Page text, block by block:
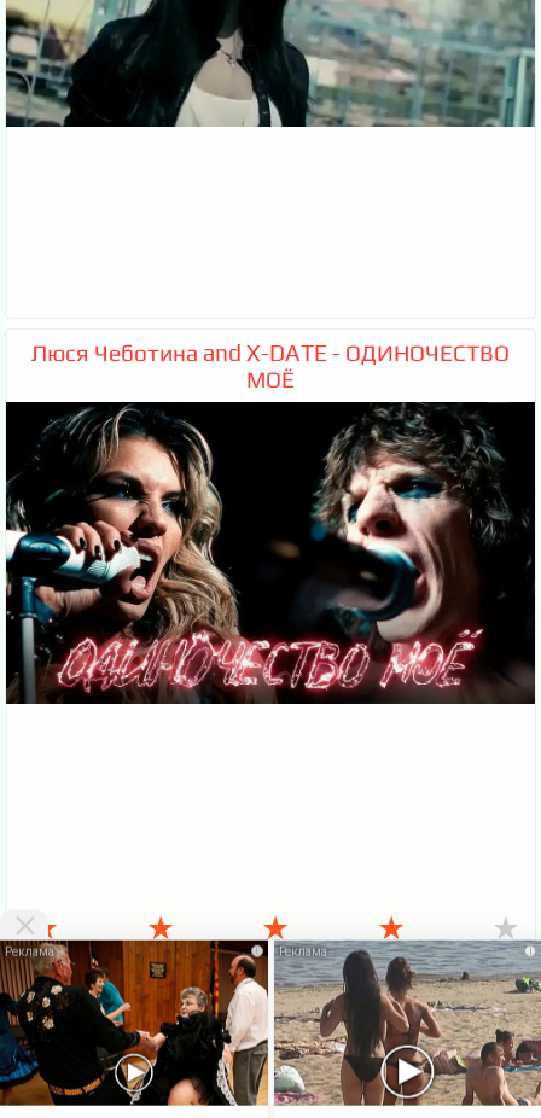
Люся Чеботина and X-DATE - ОДИНОЧЕСТВО
МОЁ
★ ★ ★ ★ ★
VKlipe.org - здесь можноскачать клипы бесплатнои смотреть клипы
онлайн без регистрации. На этой странице Вы можетеСкачать
бесплатно
или посмотреть этотклип онлайн. Также есть много
других, не менее интересных клипов русских и зарубежных
исполнителей. Вверху сайта есть меню, где можно выбрать жанр
клипа. Бесплатные
новые клипы
можно скачать бесплатно и без
регистрации. Если ваша скорость больше 1Мбит - Вы можете
i i